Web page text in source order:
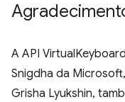
A API
Snigdha da
Grisha Lyukshin,